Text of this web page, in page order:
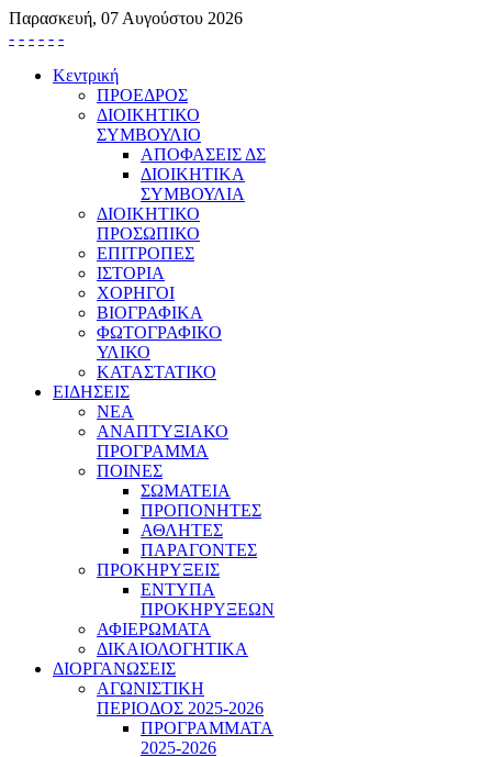
Παρασκευή, 07 Αυγούστου 2026
- - - - - -
Κεντρική
ΠΡΟΕΔΡΟΣ
ΔΙΟΙΚΗΤΙΚΟ
ΣΥΜΒΟΥΛΙΟ
ΑΠΟΦΑΣΕΙΣ ΔΣ
ΔΙΟΙΚΗΤΙΚΑ
ΣΥΜΒΟΥΛΙΑ
ΔΙΟΙΚΗΤΙΚΟ
ΠΡΟΣΩΠΙΚΟ
ΕΠΙΤΡΟΠΕΣ
ΙΣΤΟΡΙΑ
ΧΟΡΗΓΟΙ
ΒΙΟΓΡΑΦΙΚΑ
ΦΩΤΟΓΡΑΦΙΚΟ
ΥΛΙΚΟ
ΚΑΤΑΣΤΑΤΙΚΟ
ΕΙΔΗΣΕΙΣ
ΝΕΑ
ΑΝΑΠΤΥΞΙΑΚΟ
ΠΡΟΓΡΑΜΜΑ
ΠΟΙΝΕΣ
ΣΩΜΑΤΕΙΑ
ΠΡΟΠΟΝΗΤΕΣ
ΑΘΛΗΤΕΣ
ΠΑΡΑΓΟΝΤΕΣ
ΠΡΟΚΗΡΥΞΕΙΣ
ΕΝΤΥΠΑ
ΠΡΟΚΗΡΥΞΕΩΝ
ΑΦΙΕΡΩΜΑΤΑ
ΔΙΚΑΙΟΛΟΓΗΤΙΚΑ
ΔΙΟΡΓΑΝΩΣΕΙΣ
ΑΓΩΝΙΣΤΙΚΗ
ΠΕΡΙΟΔΟΣ 2025-2026
ΠΡΟΓΡΑΜΜΑΤΑ
2025-2026